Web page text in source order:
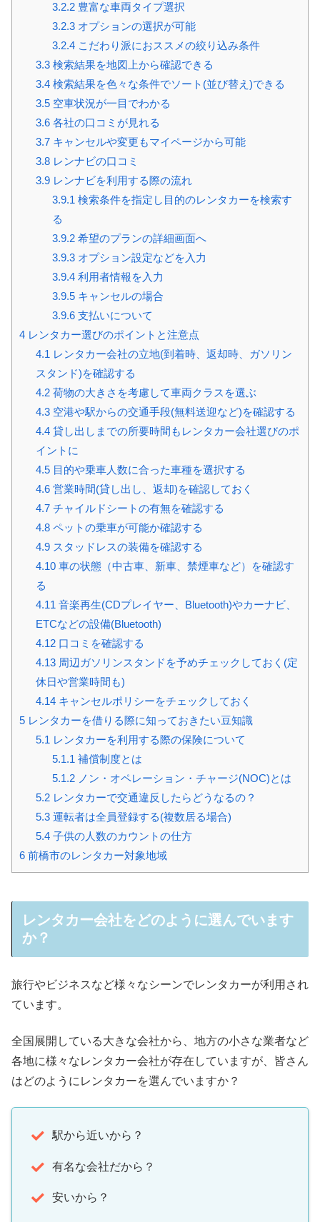
3.2.2豊富な車両タイプ選択
3.2.3オプションの選択が可能
3.2.4こだわり派におススメの絞り込み条件
3.3検索結果を地図上から確認できる
3.4検索結果を色々な条件でソート(並び替え)できる
3.5空車状況が一目でわかる
3.6各社の口コミが見れる
3.7キャンセルや変更もマイページから可能
3.8レンナビの口コミ
3.9レンナビを利用する際の流れ
3.9.1検索条件を指定し目的のレンタカーを検索す
る
3.9.2希望のプランの詳細画面へ
3.9.3オプション設定などを入力
3.9.4利用者情報を入力
3.9.5キャンセルの場合
3.9.6支払いについて
4 レンタカー選びのポイントと注意点
4.1レンタカー会社の立地(到着時、返却時、ガソリン
スタンド)を確認する
4.2荷物の大きさを考慮して車両クラスを選ぶ
4.3空港や駅からの交通手段(無料送迎など)を確認する
4.4貸し出しまでの所要時間もレンタカー会社選びのポ
イントに
4.5目的や乗車人数に合った車種を選択する
4.6営業時間(貸し出し、返却)を確認しておく
4.7チャイルドシートの有無を確認する
4.8ペットの乗車が可能か確認する
4.9スタッドレスの装備を確認する
4.10車の状態（中古車、新車、禁煙車など）を確認す
る
4.11音楽再生(CDプレイヤー、Bluetooth)やカーナビ、
ETCなどの設備(Bluetooth)
4.12口コミを確認する
4.13周辺ガソリンスタンドを予めチェックしておく(定
休日や営業時間も)
4.14キャンセルポリシーをチェックしておく
5 レンタカーを借りる際に知っておきたい豆知識
5.1レンタカーを利用する際の保険について
5.1.1補償制度とは
5.1.2ノン・オペレーション・チャージ(NOC)とは
5.2レンタカーで交通違反したらどうなるの？
5.3運転者は全員登録する(複数居る場合)
5.4子供の人数のカウントの仕方
6 前橋市のレンタカー対象地域
レンタカー会社をどのように選んでいます
か？
旅行やビジネスなど様々なシーンでレンタカーが利用され
ています。
全国展開している大きな会社から、地方の小さな業者など
各地に様々なレンタカー会社が存在していますが、皆さん
はどのようにレンタカーを選んでいますか？
駅から近いから？
有名な会社だから？
安いから？